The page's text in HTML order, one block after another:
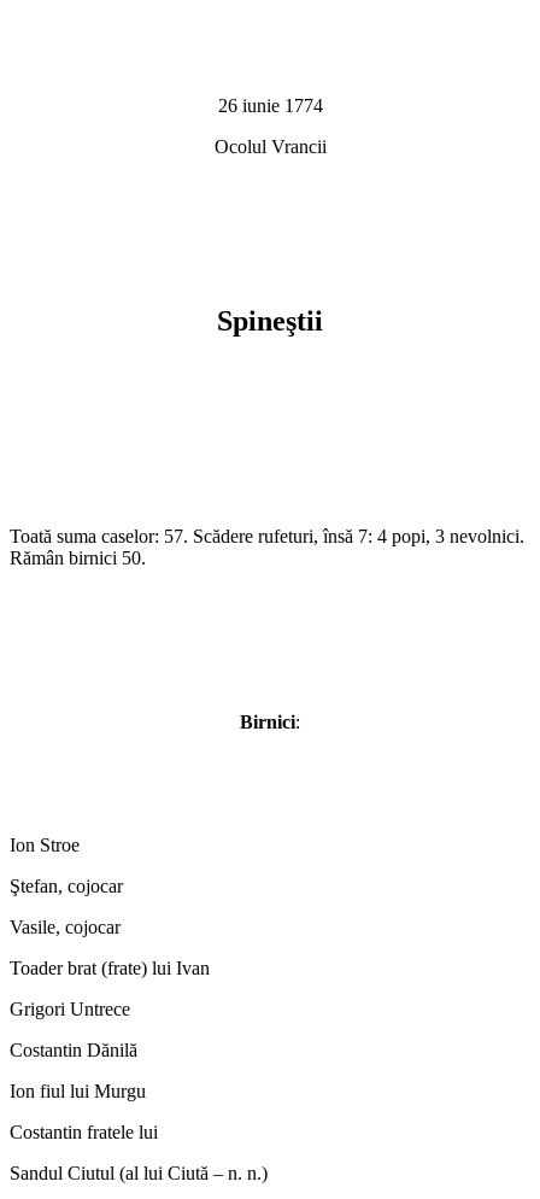
26 iunie 1774
Ocolul Vrancii
Spineştii
Toată suma caselor: 57. Scădere rufeturi, însă 7: 4 popi, 3 nevolnici.
Rămân birnici 50.
Birnici:
Ion Stroe
Ştefan, cojocar
Vasile, cojocar
Toader brat (frate) lui Ivan
Grigori Untrece
Costantin Dănilă
Ion fiul lui Murgu
Costantin fratele lui
Sandul Ciutul (al lui Ciută – n. n.)